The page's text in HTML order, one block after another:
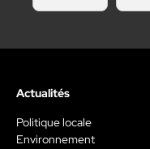
Actualités
Politique locale
Environnement